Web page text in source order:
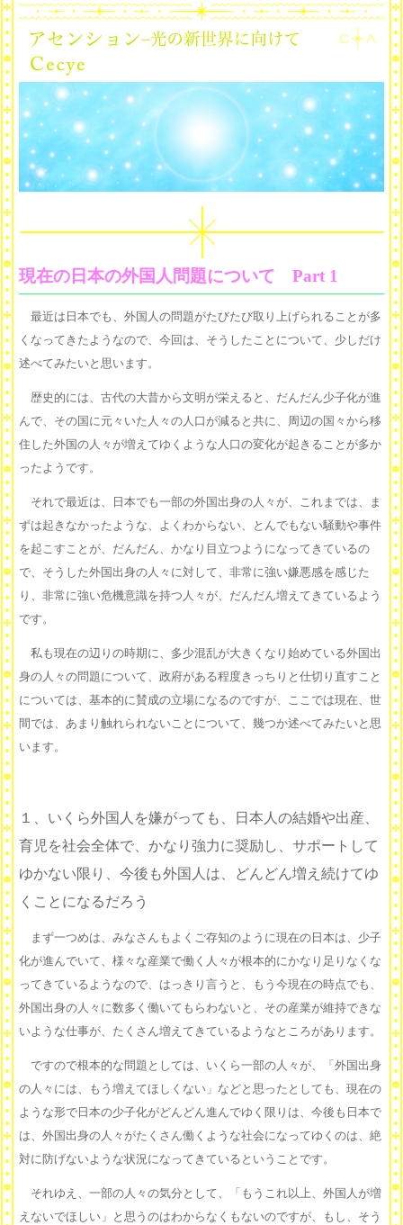
現在の日本の外国人問題について Part 1
最近は日本でも、外国人の問題がたびたび取り上げられることが多
くなってきたようなので、今回は、そうしたことについて、少しだけ
述べてみたいと思います。
歴史的には、古代の大昔から文明が栄えると、だんだん少子化が進
んで、その国に元々いた人々の人口が減ると共に、周辺の国々から移
住した外国の人々が増えてゆくような人口の変化が起きることが多か
ったようです。
それで最近は、日本でも一部の外国出身の人々が、これまでは、ま
ずは起きなかったような、よくわからない、とんでもない騒動や事件
を起こすことが、だんだん、かなり目立つようになってきているの
で、そうした外国出身の人々に対して、非常に強い嫌悪感を感じた
り、非常に強い危機意識を持つ人々が、だんだん増えてきているよう
です。
私も現在の辺りの時期に、多少混乱が大きくなり始めている外国出
身の人々の問題について、政府がある程度きっちりと仕切り直すこと
については、基本的に賛成の立場になるのですが、ここでは現在、世
間では、あまり触れられないことについて、幾つか述べてみたいと思
います。
１、いくら外国人を嫌がっても、日本人の結婚や出産、
育児を社会全体で、かなり強力に奨励し、サポートして
ゆかない限り、今後も外国人は、どんどん増え続けてゆ
く ことになるだろう
まず一つめは、みなさんもよくご存知のように現在の日本は、少子
化が進んでいて、様々な産業で働く人々が根本的にかなり足りなくな
ってきているようなので、はっきり言うと、もう今現在の時点でも、
外国出身の人々に数多く働いてもらわないと、その産業が維持できな
いような仕事が、たくさん増えてきているようなところがあります。
ですので根本的な問題としては、いくら一部の人々が、「外国出身
の人々には、もう増えてほしくない」などと思ったとしても、現在の
ような形で日本の少子化がどんどん進んでゆく限りは、今後も日本で
は、外国出身の人々がたくさん働くような社会になってゆくのは、絶
対に防げないような状況になってきているということです。
それゆえ、一部の人々の気分として、「もうこれ以上、外国人が増
えないでほしい」と思うのはわからなくもないのですが、もし、そう